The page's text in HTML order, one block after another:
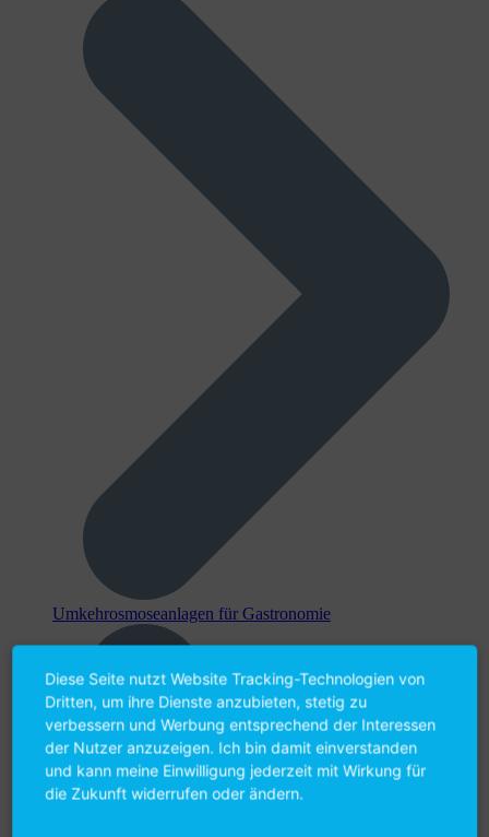
Umkehr­osmose­anlagen für Gastronomie
Diese Seite nutzt Website Tracking-Technologien von
Dritten, um ihre Dienste anzubieten, stetig zu
verbessern und Werbung entsprechend der Interessen
der Nutzer anzuzeigen. Ich bin damit einverstanden
und kann meine Einwilligung jederzeit mit Wirkung für
die Zukunft widerrufen oder ändern.